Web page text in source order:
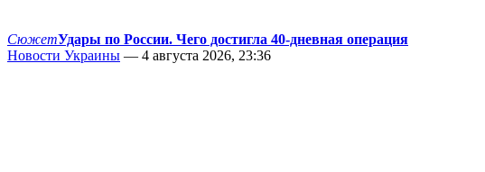
СюжетУдары по России. Чего достигла 40-дневная операция
Новости Украины — 4 августа 2026, 23:36